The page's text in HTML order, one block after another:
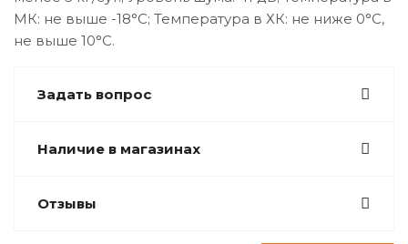
МК: не выше -18°С; Температура в ХК: не ниже 0°С,
не выше 10°С.
Задать вопрос
Наличие в магазинах
Отзывы